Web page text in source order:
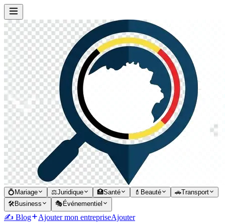
💍 Mariage ⚖️Juridique 🏥Santé 💄 Beauté 🚗Transport
🛠️Business 🎭 Événementiel
✍️ Blog Ajouter mon entrepriseAjouter